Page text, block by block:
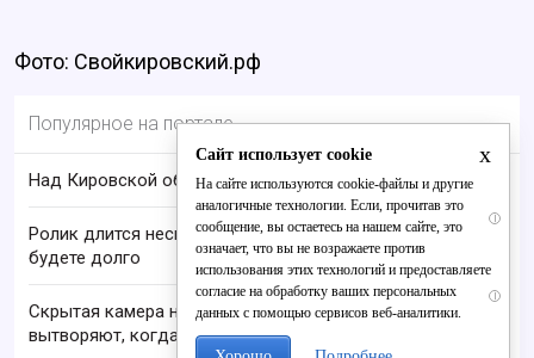
Фото: Свойкировский.рф
Популярное на портале
Над Кировской областью сбили БПЛА
i
Ролик длится несколько секунд, а смеяться вы
будете долго
i
Скрытая камера на пляже Крыма: Что люди
вытворяют, когда их не видят...
x
Сайт использует cookie
На сайте используются cookie-файлы и другие
аналогичные технологии. Если, прочитав это
сообщение, вы остаетесь на нашем сайте, это
означает, что вы не возражаете против
использования этих технологий и предоставляете
согласие на обработку ваших персональных
данных с помощью сервисов веб-аналитики.